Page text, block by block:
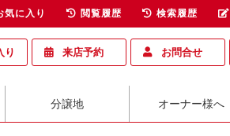
り 来店予約 お問合せ
分譲地 オーナー様へ
気に入り 閲覧履歴 検索履歴